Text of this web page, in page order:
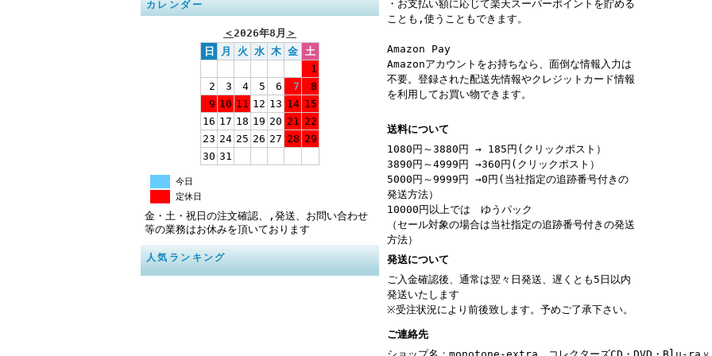
カレンダー
＜2026年8月 ＞
日
月 火 水 木 金 土
1
2
3 4 5 6 7
8
9 10 11 12 13 14 15
16 17 18 19 20 21 22
23 24 25 26 27 28 29
30 31
今日
定休日
金・土・祝日の注文確認、,発送、お問い合わせ
等の業務はお休みを頂いております
人気ランキング
・お支払い額に応じて楽天スーパーポイントを貯める
ことも,使うこともできます。
Amazon Pay
Amazonアカウントをお持ちなら、面倒な情報入力は
不要。登録された配送先情報やクレジットカード情報
を利用してお買い物できます。
送料について
1080円～3880円 → 185円(クリックポスト）
3890円～4999円 →360円(クリックポスト）
5000円～9999円 →0円(当社指定の追跡番号付きの
発送方法）
10000円以上では ゆうパック
（セール対象の場合は当社指定の追跡番号付きの発送
方法）
発送について
ご入金確認後、通常は翌々日発送、遅くとも5日以内
発送いたします
※受注状況により前後致します。予めご了承下さい。
ご連絡先